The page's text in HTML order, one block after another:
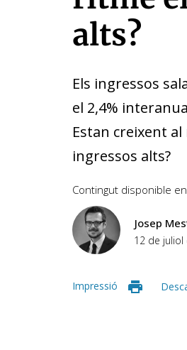
alts?
Els ingressos
el 2,4%
Estan creixent
ingressos alts?
Contingut disponible en
Josep
12 de juliol
Impressió